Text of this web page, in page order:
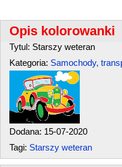
Opis kolorowanki
Tytul: Starszy weteran
Kategoria: Samochody,
Dodana: 15-07-2020
Tagi: Starszy weteran